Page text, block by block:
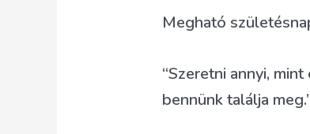
Megható
“Szeretni annyi,
bennünk találja